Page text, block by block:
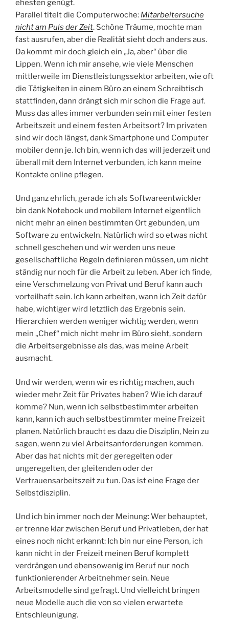
ehesten genügt.
Parallel titelt die Computerwoche: Mitarbeitersuche
nicht am Puls der Zeit. Schöne Träume, mochte man
fast ausrufen, aber die Realität sieht doch anders aus.
Da kommt mir doch gleich ein „Ja, aber“ über die
Lippen. Wenn ich mir ansehe, wie viele Menschen
mittlerweile im Dienstleistungssektor arbeiten, wie oft
die Tätigkeiten in einem Büro an einem Schreibtisch
stattfinden, dann drängt sich mir schon die Frage auf.
Muss das alles immer verbunden sein mit einer festen
Arbeitszeit und einem festen Arbeitsort? Im privaten
sind wir doch längst, dank Smartphone und Computer
mobiler denn je. Ich bin, wenn ich das will jederzeit und
überall mit dem Internet verbunden, ich kann meine
Kontakte online pflegen.
Und ganz ehrlich, gerade ich als Softwareentwickler
bin dank Notebook und mobilem Internet eigentlich
nicht mehr an einen bestimmten Ort gebunden, um
Software zu entwickeln. Natürlich wird so etwas nicht
schnell geschehen und wir werden uns neue
gesellschaftliche Regeln definieren müssen, um nicht
ständig nur noch für die Arbeit zu leben. Aber ich finde,
eine Verschmelzung von Privat und Beruf kann auch
vorteilhaft sein. Ich kann arbeiten, wann ich Zeit dafür
habe, wichtiger wird letztlich das Ergebnis sein.
Hierarchien werden weniger wichtig werden, wenn
mein „Chef“ mich nicht mehr im Büro sieht, sondern
die Arbeitsergebnisse als das, was meine Arbeit
ausmacht.
Und wir werden, wenn wir es richtig machen, auch
wieder mehr Zeit für Privates haben? Wie ich darauf
komme? Nun, wenn ich selbstbestimmter arbeiten
kann, kann ich auch selbstbestimmter meine Freizeit
planen. Natürlich braucht es dazu die Disziplin, Nein zu
sagen, wenn zu viel Arbeitsanforderungen kommen.
Aber das hat nichts mit der geregelten oder
ungeregelten, der gleitenden oder der
Vertrauensarbeitszeit zu tun. Das ist eine Frage der
Selbstdisziplin.
Und ich bin immer noch der Meinung: Wer behauptet,
er trenne klar zwischen Beruf und Privatleben, der hat
eines noch nicht erkannt: Ich bin nur eine Person, ich
kann nicht in der Freizeit meinen Beruf komplett
verdrängen und ebensowenig im Beruf nur noch
funktionierender Arbeitnehmer sein. Neue
Arbeitsmodelle sind gefragt. Und vielleicht bringen
neue Modelle auch die von so vielen erwartete
Entschleunigung.